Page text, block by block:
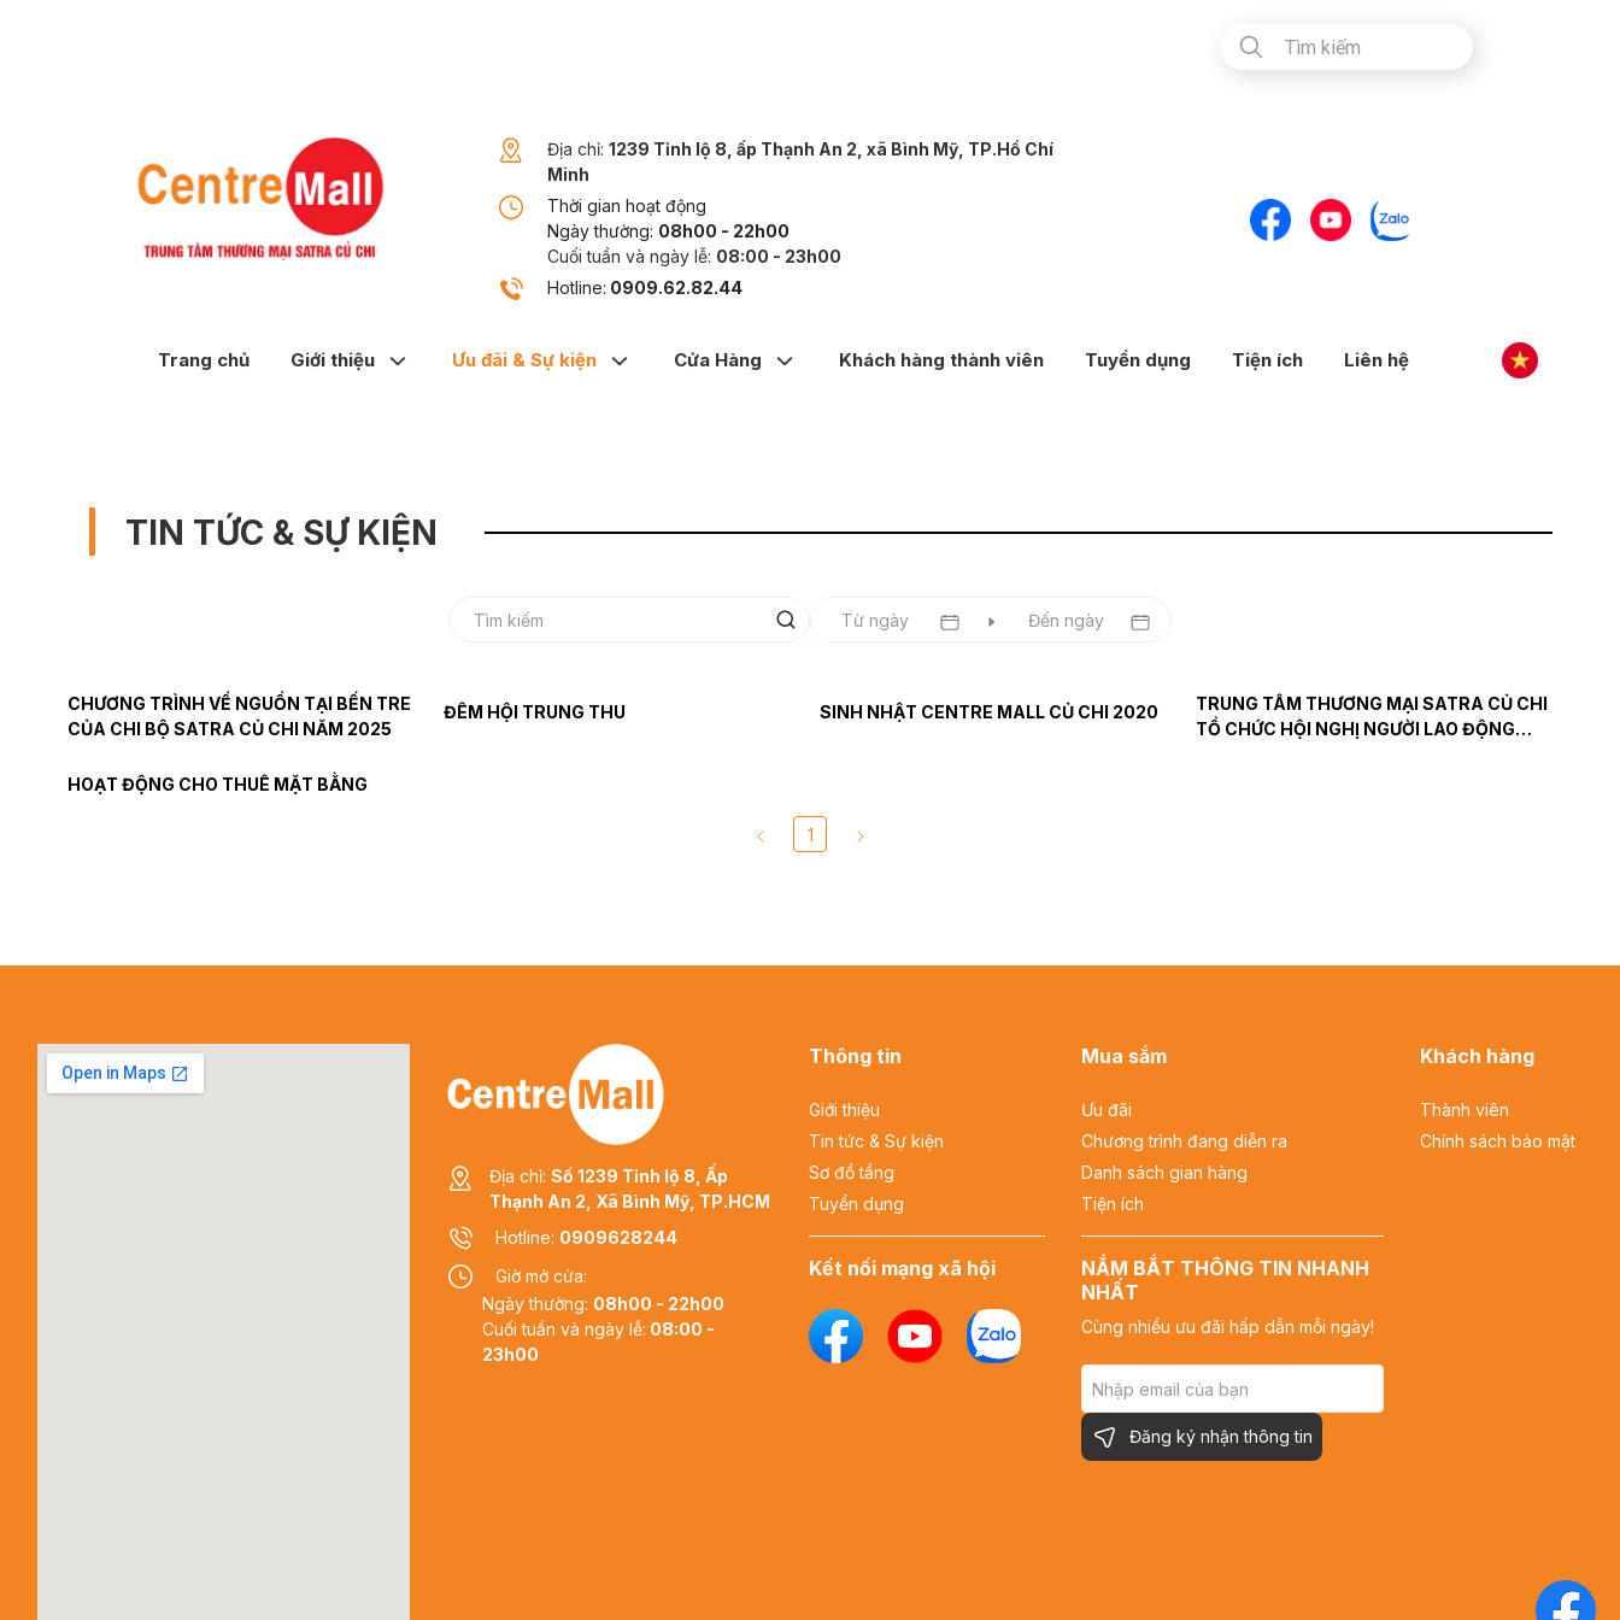
Địa chỉ: 1239 Tỉnh lộ 8, ấp Thạnh An 2, xã Bình Mỹ, TP.Hồ Chí
Minh
Thời gian hoạt động
Ngày thường: 08h00 - 22h00
Cuối tuần và ngày lễ: 08:00 - 23h00
Hotline: 0909.62.82.44
Trang chủ Giới thiệu Ưu đãi & Sự kiện Cửa Hàng Khách hàng thành viên Tuyển dụng Tiện ích Liên hệ
TIN TỨC & SỰ KIỆN
CHƯƠNG TRÌNH VỀ NGUỒN TẠI BẾN TRE
CỦA CHI BỘ SATRA CỦ CHI NĂM 2025
ĐÊM HỘI TRUNG THU SINH NHẬT CENTRE MALL CỦ CHI 2020
TRUNG TÂM THƯƠNG MẠI SATRA CỦ CHI
TỔ CHỨC HỘI NGHỊ NGƯỜI LAO ĐỘNG
HOẠT ĐỘNG CHO THUÊ MẶT BẰNG
1
Địa chỉ: Số 1239 Tỉnh lộ 8, Ấp
Thạnh An 2, Xã Bình Mỹ, TP.HCM
Hotline: 0909628244
Giờ mở cửa:
Ngày thường: 08h00 - 22h00
Cuối tuần và ngày lễ: 08:00 -
23h00
Thông tin
Giới thiệu
Tin tức & Sự kiện
Sơ đồ tầng
Tuyển dụng
Kết nối mạng xã hội
Mua sắm
Ưu đãi
Chương trình đang diễn ra
Danh sách gian hàng
Tiện ích
NẮM BẮT THÔNG TIN NHANH
NHẤT
Cùng nhiều ưu đãi hấp dẫn mỗi ngày!
Đăng ký nhận thông tin
Khách hàng
Thành viên
Chính sách bảo mật